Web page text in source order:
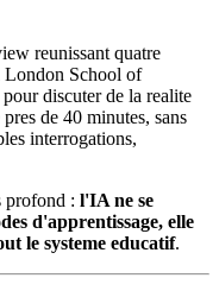
reunissant quatre
London School of
discuter de la realite
de 40 minutes, sans
interrogations,
profond : l'IA ne se
d'apprentissage, elle
le systeme educatif.